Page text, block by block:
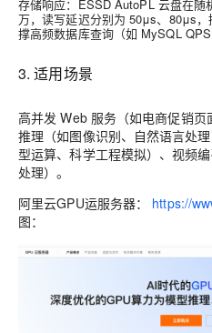
存储响应：ESSD AutoPL 云盘在
万，读写延迟分别为 50μs、80μs
撑高频数据库查询（如 MySQL QPS
3. 适用场景
高并发 Web 服务（如电商促销
推理（如图像识别、自然语言处
型运算、科学工程模拟）、视频
处理）。
阿里云GPU运服务器： https://
图：